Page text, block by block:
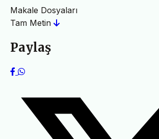
Makale Dosyaları
Tam Metin
Paylaş